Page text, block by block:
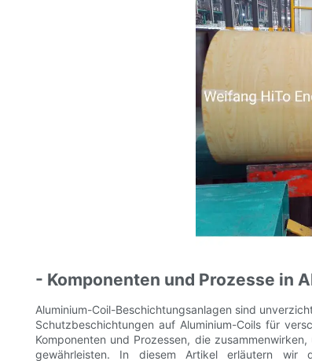
- Komponenten und Prozesse in
Aluminium-Coil-Beschichtungsanlagen sind
Schutzbeschichtungen auf Aluminium-Coils für
Komponenten und Prozessen, die
gewährleisten. In diesem Artikel erläutern wir